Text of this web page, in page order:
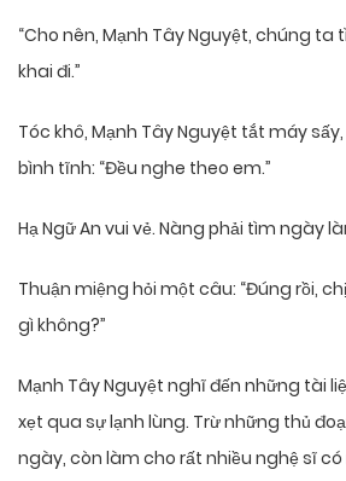
“Cho nên, Mạnh Tây Nguyệt, chúng
khai đi.”
Tóc khô, Mạnh Tây Nguyệt tắt máy
bình tĩnh: “Đều nghe theo em.”
Hạ Ngữ An vui vẻ. Nàng phải tìm ngày
Thuận miệng hỏi một câu: “Đúng rồi,
gì không?”
Mạnh Tây Nguyệt nghĩ đến những tài
xẹt qua sự lạnh lùng. Trừ những thủ
ngày, còn làm cho rất nhiều nghệ sĩ